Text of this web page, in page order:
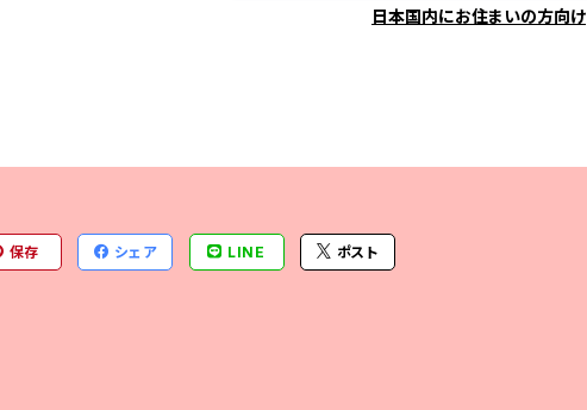
日本国内にお住まいの方向け
保存 シェア LINE ポスト